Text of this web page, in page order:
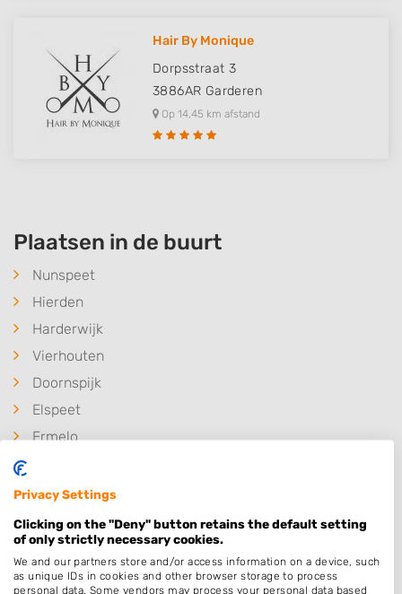
Hair By Monique
Dorpsstraat 3
3886AR Garderen
Op 14,45 km afstand
Plaatsen in de buurt
Nunspeet
Hierden
Harderwijk
Vierhouten
Doornspijk
Elspeet
Ermelo
Elburg
Uddel
't Harde
Het Harde
Privacy Settings
Clicking on the "Deny" button retains the default setting
of only strictly necessary cookies.
We and our partners store and/or access information on a device, such
as unique IDs in cookies and other browser storage to process
personal data. Some vendors may process your personal data based